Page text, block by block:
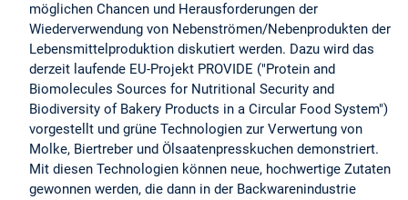
möglichen Chancen und Herausforderungen der
Wiederverwendung von Nebenströmen/Nebenprodukten der
Lebensmittelproduktion diskutiert werden. Dazu wird das
derzeit laufende EU-Projekt PROVIDE ("Protein and
Biomolecules Sources for Nutritional Security and
Biodiversity of Bakery Products in a Circular Food System")
vorgestellt und grüne Technologien zur Verwertung von
Molke, Biertreber und Ölsaatenpresskuchen demonstriert.
Mit diesen Technologien können neue, hochwertige Zutaten
gewonnen werden, die dann in der Backwarenindustrie